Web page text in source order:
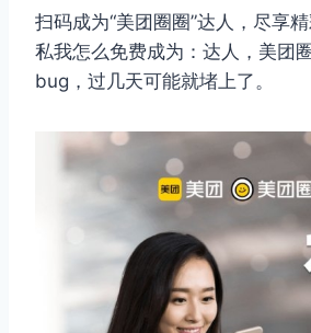
扫码成为“美团圈圈”达人，尽享精
私我怎么免费成为：达人，美团
bug，过几天可能就堵上了。